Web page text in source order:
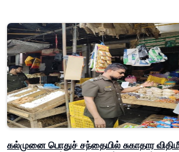
கல்முனை பொதுச் சந்தையில் சுகாதார